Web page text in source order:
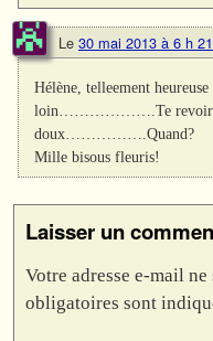
Le 30 mai 2013 à 6 h
Hélène, telleement
loin……………….Te revoir
doux…………….Quand?
Mille bisous fleuris!
Laisser un
Votre adresse e-mail ne
obligatoires sont